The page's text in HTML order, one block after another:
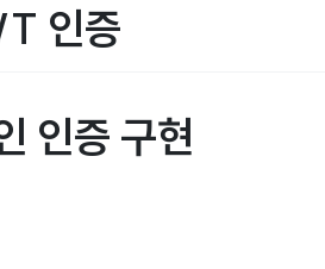
인증
인증 구현